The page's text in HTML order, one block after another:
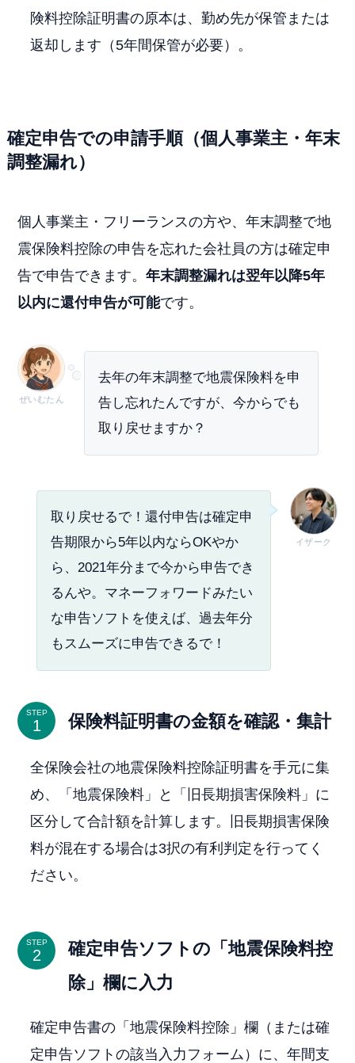
険料控除証明書の原本は、勤め先が保管または
返却します（5年間保管が必要）。
確定申告での申請手順（個人事業主・年末
調整漏れ）
個人事業主・フリーランスの方や、年末調整で地
震保険料控除の申告を忘れた会社員の方は確定申
告で申告できます。年末調整漏れは翌年以降5年
以内に還付申告が可能です。
ぜいむたん
去年の年末調整で地震保険料を申
告し忘れたんですが、今からでも
取り戻せますか？
イザーク
取り戻せるで！還付申告は確定申
告期限から5年以内ならOKやか
ら、2021年分まで今から申告でき
るんや。マネーフォワードみたい
な申告ソフトを使えば、過去年分
もスムーズに申告できるで！
STEP 保険料証明書の金額を確認・集計
全保険会社の地震保険料控除証明書を手元に集
め、「地震保険料」と「旧長期損害保険料」に
区分して合計額を計算します。旧長期損害保険
料が混在する場合は3択の有利判定を行ってく
ださい。
STEP
確定申告ソフトの「地震保険料控
除」欄に入力
確定申告書の「地震保険料控除」欄（または確
定申告ソフトの該当入力フォーム）に、年間支